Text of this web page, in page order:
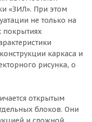
«ЗИЛ». При этом
не только на
покрытиях
каркаса и
рисунка, о
открытым
блоков. Они